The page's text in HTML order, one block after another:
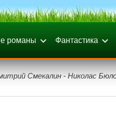
романы Фантастика
Смекалин - Николас